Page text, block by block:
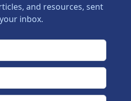
and resources, sent
inbox.